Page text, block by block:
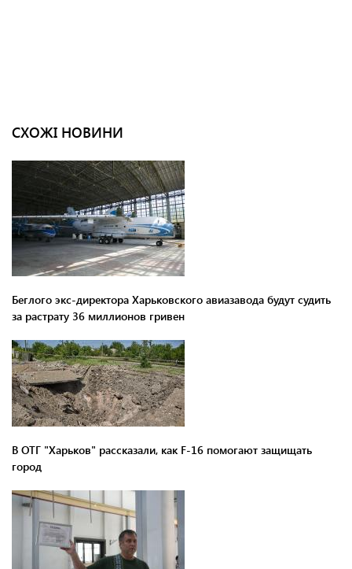
СХОЖІ НОВИНИ
Беглого экс-директора Харьковского авиазавода будут судить
за растрату 36 миллионов гривен
В ОТГ "Харьков" рассказали, как F-16 помогают защищать
город